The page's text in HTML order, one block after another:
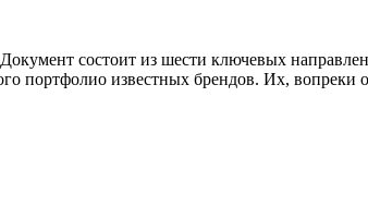
состоит из шести ключевых
портфолио известных брендов. Их,